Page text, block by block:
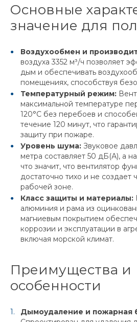
Основные
значение для
Воздухообмен и
воздуха 3352 м³/ч позволяет
дым и обеспечивать
помещениях, способствуя
Температурный режим:
максимальной температуре
120°С без перебоев и
течение 120 минут, что
защиту при пожаре.
Уровень шума: Звуковое
метра составляет 50 дБ(А), а
что значит, что вентилятор
достаточно тихо и не создает
рабочей зоне.
Класс защиты и материалы:
алюминия и рама из
магниевым покрытием
коррозии и эксплуатации в
включая морской климат.
Преимущества и
особенности
Дымоудаление и пожарная